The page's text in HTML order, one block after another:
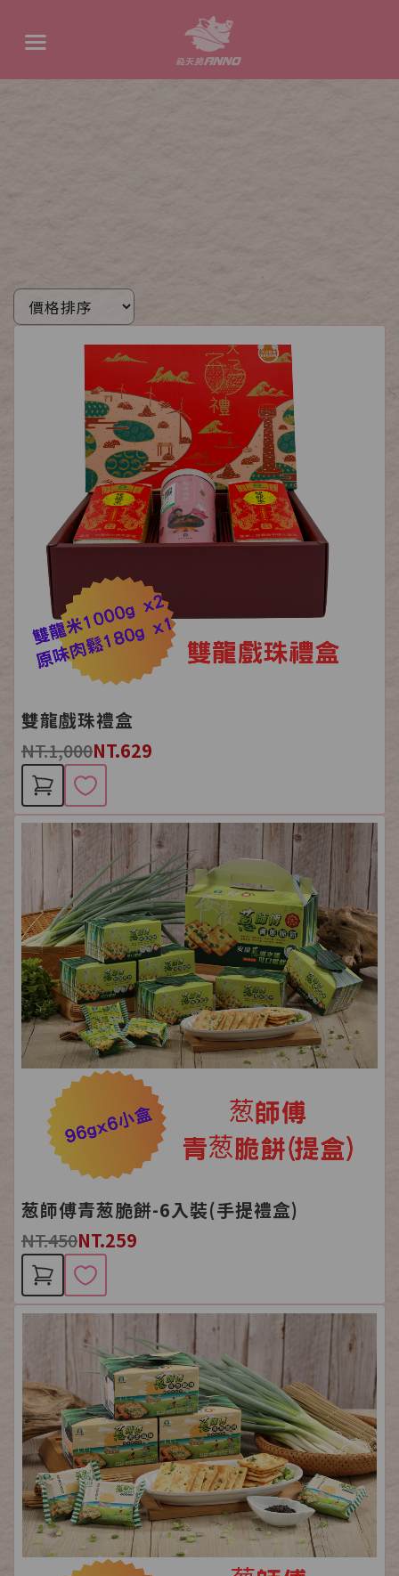
雙龍戲珠禮盒
NT.1,000NT.629
葱師傅青葱脆餅-6入裝(手提禮盒)
NT.450NT.259